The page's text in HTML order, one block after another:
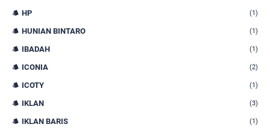
HP (1)
HUNIAN BINTARO (1)
IBADAH (1)
ICONIA (2)
ICOTY (1)
IKLAN (3)
IKLAN BARIS (1)